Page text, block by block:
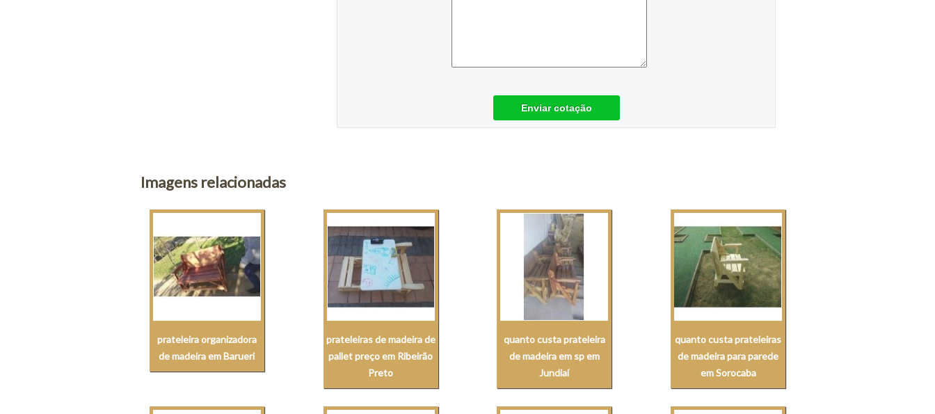
Enviar cotação
Imagens relacionadas
prateleira organizadora
de madeira em Barueri
prateleiras de madeira de
pallet preço em Ribeirão
Preto
quanto custa prateleira
de madeira em sp em
Jundiaí
quanto custa prateleiras
de madeira para parede
em Sorocaba